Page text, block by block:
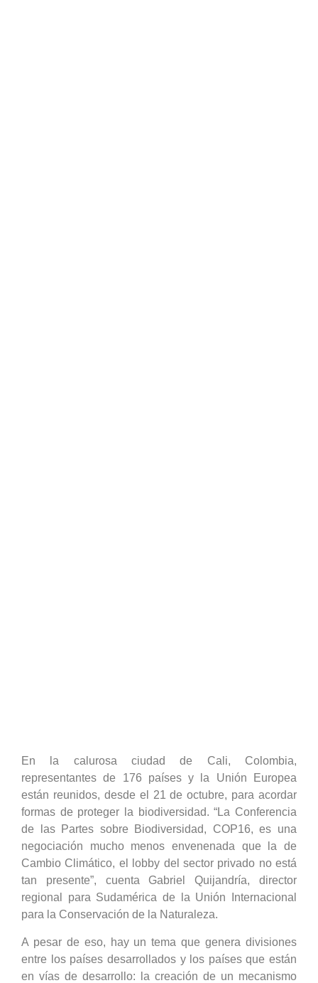
En la calurosa ciudad de Cali, Colombia,
representantes de 176 países y la Unión Europea
están reunidos, desde el 21 de octubre, para acordar
formas de proteger la biodiversidad. “La Conferencia
de las Partes sobre Biodiversidad, COP16, es una
negociación mucho menos envenenada que la de
Cambio Climático, el lobby del sector privado no está
tan presente”, cuenta Gabriel Quijandría, director
regional para Sudamérica de la Unión Internacional
para la Conservación de la Naturaleza.
A pesar de eso, hay un tema que genera divisiones
entre los países desarrollados y los países que están
en vías de desarrollo: la creación de un mecanismo